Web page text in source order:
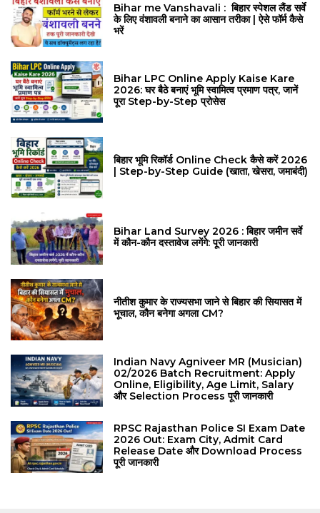
Bihar me Vanshavali : बिहार स्पेशल लैंड सर्वे
के लिए वंशावली बनाने का आसान तरीका | ऐसे फॉर्म कैसे
भरें
Bihar LPC Online Apply Kaise Kare
2026: घर बैठे बनाएं भूमि स्वामित्व प्रमाण पत्र, जानें
पूरा Step-by-Step प्रोसेस
बिहार भूमि रिकॉर्ड Online Check कैसे करें 2026
| Step-by-Step Guide (खाता, खेसरा, जमाबंदी)
Bihar Land Survey 2026 : बिहार जमीन सर्वे
में कौन-कौन दस्तावेज लगेंगे: पूरी जानकारी
नीतीश कुमार के राज्यसभा जाने से बिहार की सियासत में
भूचाल, कौन बनेगा अगला CM?
Indian Navy Agniveer MR (Musician)
02/2026 Batch Recruitment: Apply
Online, Eligibility, Age Limit, Salary
और Selection Process पूरी जानकारी
RPSC Rajasthan Police SI Exam Date
2026 Out: Exam City, Admit Card
Release Date और Download Process
पूरी जानकारी